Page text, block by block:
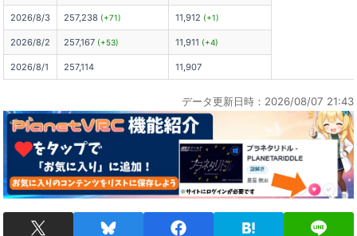
2026/8/3 257,238 (+71) 11,912 (+1)
2026/8/2 257,167 (+53) 11,911 (+4)
2026/8/1 257,114 11,907
データ更新日時：2026/08/07 21:43